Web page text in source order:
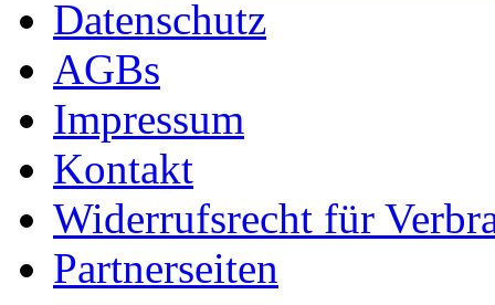
Datenschutz
AGBs
Impressum
Kontakt
Widerrufsrecht für
Partnerseiten